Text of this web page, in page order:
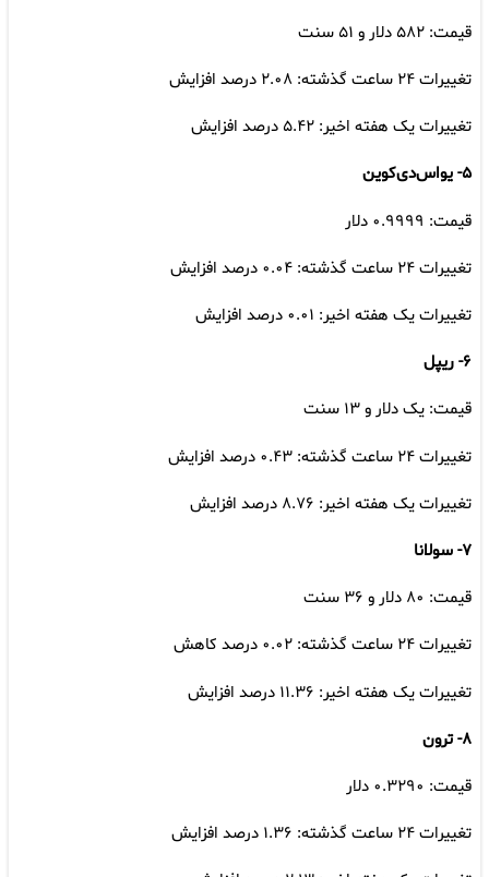
قیمت: ۵۸۲ دلار و ۵۱ سنت
تغییرات ۲۴ ساعت گذشته: ۲.۰۸ درصد افزایش
تغییرات یک هفته اخیر: ۵.۴۲ درصد افزایش
۵- یواس‌دی‌کوین
قیمت: ۰.۹۹۹۹ دلار
تغییرات ۲۴ ساعت گذشته: ۰.۰۴ درصد افزایش
تغییرات یک هفته اخیر: ۰.۰۱ درصد افزایش
۶- ریپل
قیمت: یک دلار و ۱۳ سنت
تغییرات ۲۴ ساعت گذشته: ۰.۴۳ درصد افزایش
تغییرات یک هفته اخیر: ۸.۷۶ درصد افزایش
۷- سولانا
قیمت: ۸۰ دلار و ۳۶ سنت
تغییرات ۲۴ ساعت گذشته: ۰.۰۲ درصد کاهش
تغییرات یک هفته اخیر: ۱۱.۳۶ درصد افزایش
۸- ترون
قیمت: ۰.۳۲۹۰ دلار
تغییرات ۲۴ ساعت گذشته: ۱.۳۶ درصد افزایش